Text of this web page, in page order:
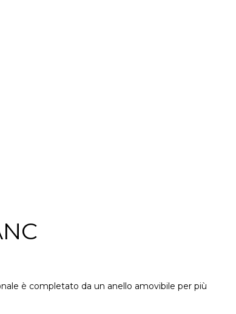
è completato da un anello amovibile per più